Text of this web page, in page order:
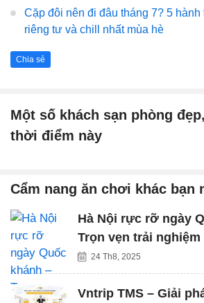
Cặp đôi nên đi đâu tháng 7? 5 hành
riêng tư và chill nhất mùa hè
Chia sẻ
Một số khách sạn phòng
thời điểm này
Cẩm nang ăn chơi khác bạn
Hà Nội rực rỡ ngày
Trọn vẹn trải
24 Th8, 2025
Vntrip TMS – Giải